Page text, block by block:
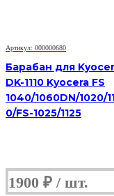
Артикул: 000000680
Барабан для
DK-1110 Kyocera FS
1040/1060DN/1020/
0/FS-1025/1125
1900 ₽